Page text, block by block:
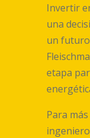
Invertir
una
un futuro
etapa
Para